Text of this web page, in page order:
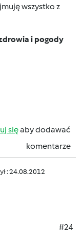
wszystko z
i pogody
sięaby dodawać
komentarze
: 24.08.2012
#24